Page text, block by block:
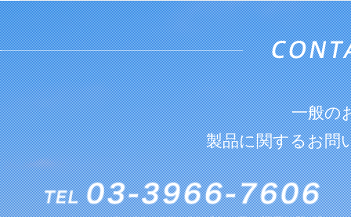
一般の
製品に関するお問